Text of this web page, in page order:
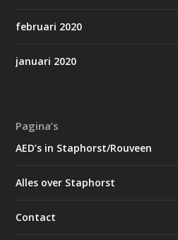
februari 2020
januari 2020
Pagina’s
AED’s in Staphorst/Rouveen
Alles over Staphorst
Contact